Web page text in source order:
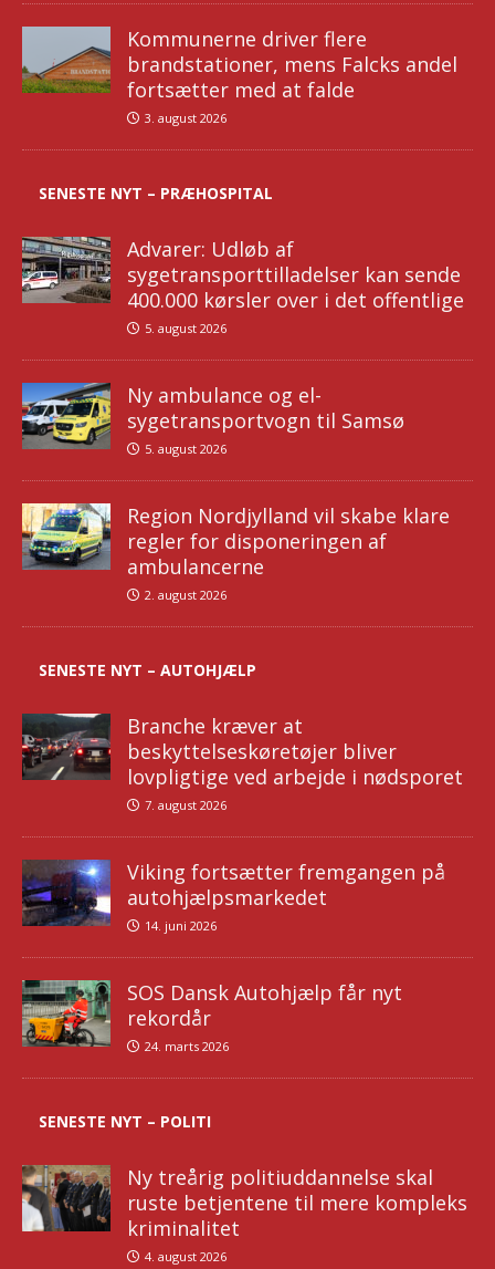
Kommunerne driver flere
brandstationer, mens Falcks andel
fortsætter med at falde
3. august 2026
SENESTE NYT – PRÆHOSPITAL
Advarer: Udløb af
sygetransporttilladelser kan sende
400.000 kørsler over i det offentlige
5. august 2026
Ny ambulance og el-
sygetransportvogn til Samsø
5. august 2026
Region Nordjylland vil skabe klare
regler for disponeringen af
ambulancerne
2. august 2026
SENESTE NYT – AUTOHJÆLP
Branche kræver at
beskyttelseskøretøjer bliver
lovpligtige ved arbejde i nødsporet
7. august 2026
Viking fortsætter fremgangen på
autohjælpsmarkedet
14. juni 2026
SOS Dansk Autohjælp får nyt
rekordår
24. marts 2026
SENESTE NYT – POLITI
Ny treårig politiuddannelse skal
ruste betjentene til mere kompleks
kriminalitet
4. august 2026